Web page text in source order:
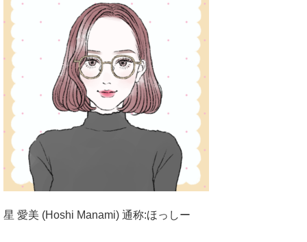
星 愛美 (Hoshi Manami) 通称:ほっしー